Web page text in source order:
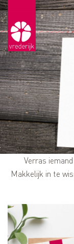
Verras
Makkelijk in te